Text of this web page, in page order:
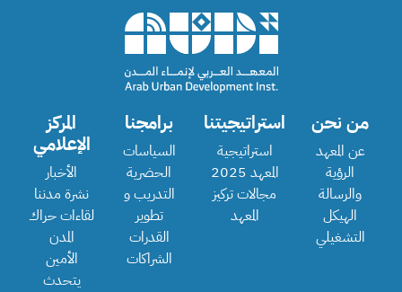
من نحن
عن المعهد
الرؤية
والرسالة
الهيكل
التشغيلي
استراتيجيتنا
استراتيجية
المعهد 2025
مجالات تركيز
المعهد
برامجنا
السياسات
الحضرية
التدريب و
تطوير
القدرات
الشراكات
المركز
الإعلامي
الأخبار
نشرة مدننا
لقاءات حراك
المدن
الأمين
يتحدث